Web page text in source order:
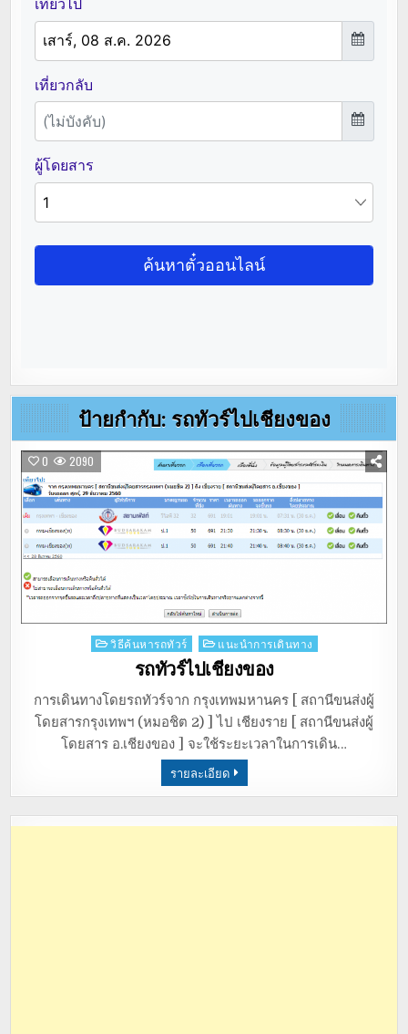
ป้ายกำกับ: รถทัวร์ไปเชียงของ
0 2090
Posted
วิธีค้นหารถทัวร์ แนะนำการเดินทาง
รถทัวร์ไปเชียงของ
การเดินทางโดยรถทัวร์จาก กรุงเทพมหานคร [ สถานีขนส่งผู้
โดยสารกรุงเทพฯ (หมอชิต 2) ] ไป เชียงราย [ สถานีขนส่งผู้
โดยสาร อ.เชียงของ ] จะใช้ระยะเวลาในการเดิน…
รายละเอียด